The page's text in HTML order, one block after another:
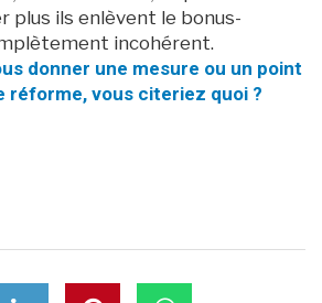
plus ils enlèvent le bonus-
incohérent.
donner une mesure ou un point
réforme, vous citeriez quoi ?
partager
partager